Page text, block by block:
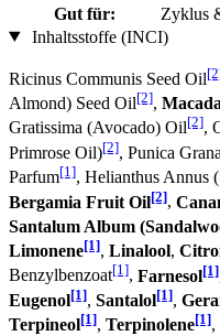
Gut für:
Zyklus
Inhaltsstoffe (INCI)
Ricinus Communis Seed Oil
Almond) Seed Oil[2],
Gratissima (Avocado) Oil[2],
Primrose Oil)[2], Punica
Parfum[1], Helianthus Annus
Bergamia Fruit Oil[2],
Santalum Album
Limonene[1], Linalool,
Benzylbenzoat[1], Farnesol[1]
Eugenol[1], Santalol[1],
Terpineol[1], Terpinolene[1],